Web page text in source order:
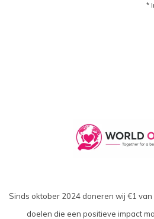
*
Sinds oktober 2024 doneren wij €1
doelen die een positieve impact